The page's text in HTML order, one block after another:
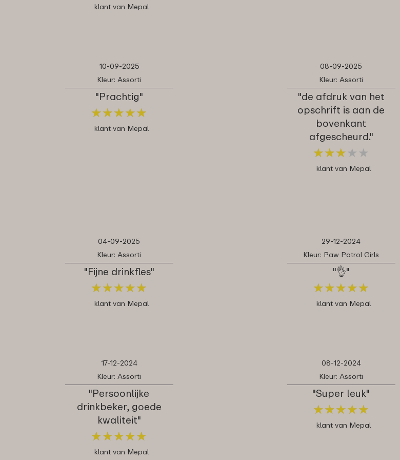
klant van Mepal
10-09-2025
Kleur: Assorti
"Prachtig"
★★★★★
★★★★★
klant van Mepal
08-09-2025
Kleur: Assorti
"de afdruk van het
opschrift is aan de
bovenkant
afgescheurd."
★★★ ★ ★
★★★ ★ ★
klant van Mepal
04-09-2025
Kleur: Assorti
"Fijne drinkfles"
★★★★★
★★★★★
klant van Mepal
29-12-2024
Kleur: Paw Patrol Girls
"👌"
★★★★★
★★★★★
klant van Mepal
17-12-2024
Kleur: Assorti
"Persoonlijke
drinkbeker, goede
kwaliteit"
★★★★★
★★★★★
klant van Mepal
08-12-2024
Kleur: Assorti
"Super leuk"
★★★★★
★★★★★
klant van Mepal